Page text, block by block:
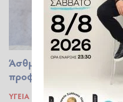
Άσθμα και αλλεργίες:
προφυλάσσει τα παιδιά
ΥΓΕΊΑ 23.09.2023 18:46